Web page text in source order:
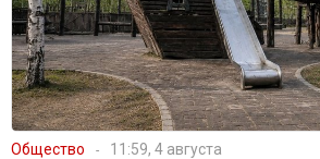
Общество 11:59, 4 августа